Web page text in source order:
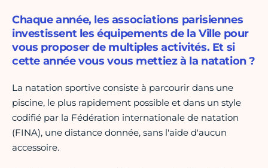
Chaque année, les associations parisiennes
investissent les équipements de la Ville pour
vous proposer de multiples activités. Et si
cette année vous vous mettiez à la natation ?
La natation sportive consiste à parcourir dans une
piscine, le plus rapidement possible et dans un style
codifié par la Fédération internationale de natation
(FINA), une distance donnée, sans l'aide d'aucun
accessoire.